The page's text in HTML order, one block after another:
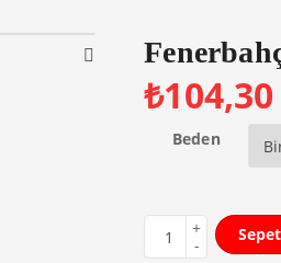
₺104,30
Beden